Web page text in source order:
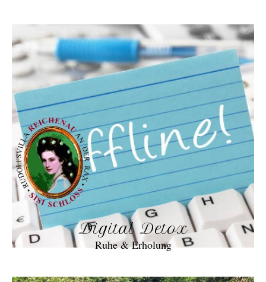
Digital Detox
Ruhe & Erholung